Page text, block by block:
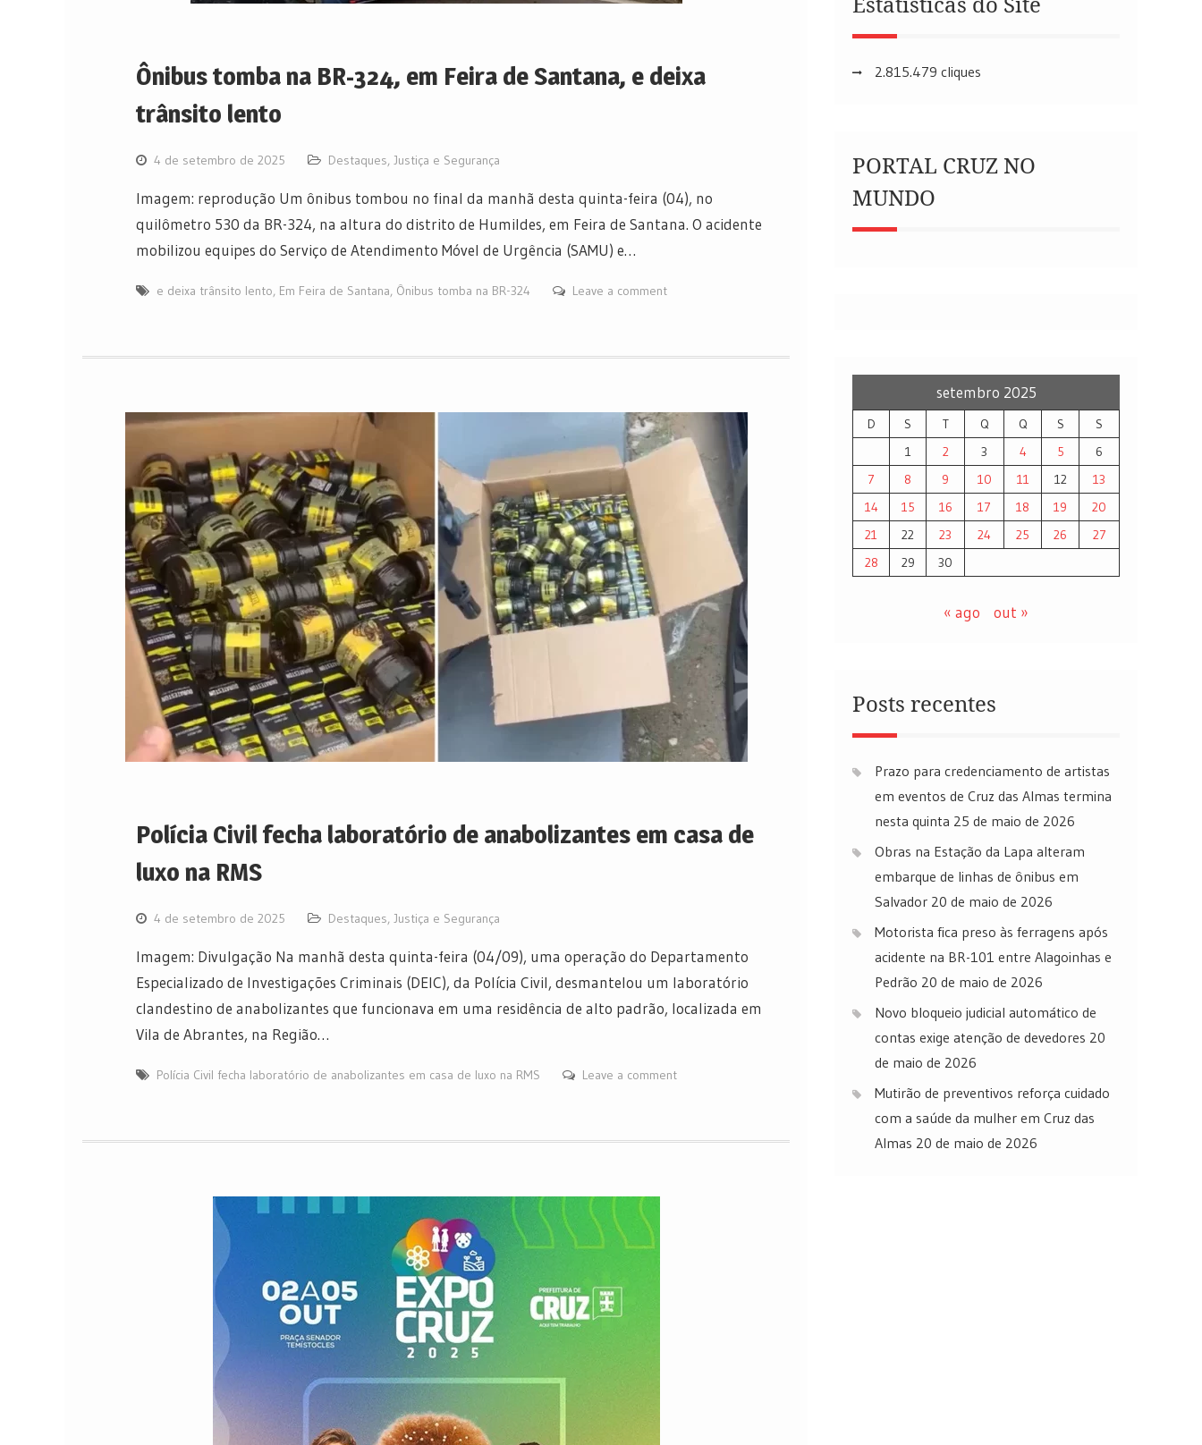
Ônibus tomba na BR-324, em Feira de Santana, e deixa
trânsito lento
4 de setembro de 2025 Destaques, Justiça e Segurança
Imagem: reprodução Um ônibus tombou no final da manhã desta quinta-feira (04), no
quilômetro 530 da BR-324, na altura do distrito de Humildes, em Feira de Santana. O acidente
mobilizou equipes do Serviço de Atendimento Móvel de Urgência (SAMU) e…
e deixa trânsito lento, Em Feira de Santana, Ônibus tomba na BR-324 Leave a comment
Polícia Civil fecha laboratório de anabolizantes em casa de
luxo na RMS
4 de setembro de 2025 Destaques, Justiça e Segurança
Imagem: Divulgação Na manhã desta quinta-feira (04/09), uma operação do Departamento
Especializado de Investigações Criminais (DEIC), da Polícia Civil, desmantelou um laboratório
clandestino de anabolizantes que funcionava em uma residência de alto padrão, localizada em
Vila de Abrantes, na Região…
Polícia Civil fecha laboratório de anabolizantes em casa de luxo na RMS Leave a comment
2.815.479 cliques
PORTAL CRUZ NO
MUNDO
setembro 2025
D S T Q Q S
S
1
2 3 4 5
6
7
8 9 10 11 12
13
14
15 16 17 18 19
20
21
22 23 24 25 26
27
28
29 30
« ago out »
Posts recentes
Prazo para credenciamento de artistas
em eventos de Cruz das Almas termina
nesta quinta 25 de maio de 2026
Obras na Estação da Lapa alteram
embarque de linhas de ônibus em
Salvador 20 de maio de 2026
Motorista fica preso às ferragens após
acidente na BR-101 entre Alagoinhas e
Pedrão 20 de maio de 2026
Novo bloqueio judicial automático de
contas exige atenção de devedores 20
de maio de 2026
Mutirão de preventivos reforça cuidado
com a saúde da mulher em Cruz das
Almas 20 de maio de 2026